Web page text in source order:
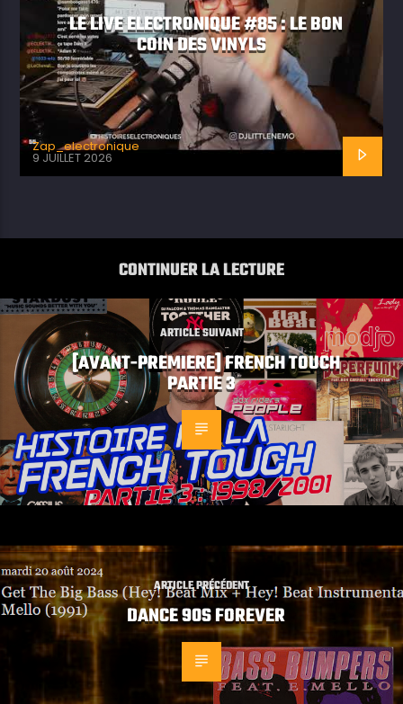
LE LIVE ELECTRONIQUE #85 : LE BON
COIN DES VINYLS
Zap_electronique
9 JUILLET 2026
CONTINUER LA LECTURE
ARTICLE SUIVANT
[AVANT-PREMIERE] FRENCH TOUCH
PARTIE 3
ARTICLE PRÉCÉDENT
DANCE 90S FOREVER